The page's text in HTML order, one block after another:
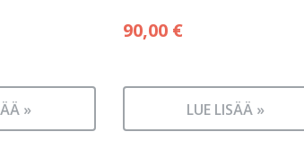
»
90,00 €
LUE LISÄÄ »